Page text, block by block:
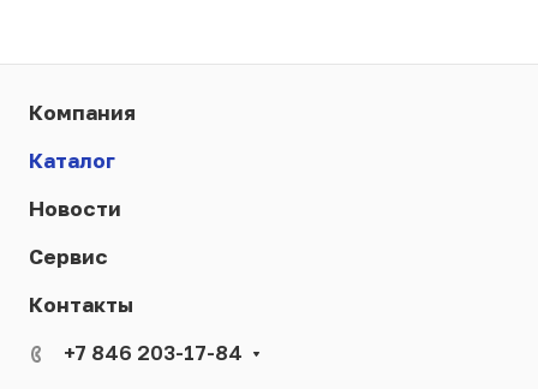
Компания
Каталог
Новости
Сервис
Контакты
+7 846 203-17-84